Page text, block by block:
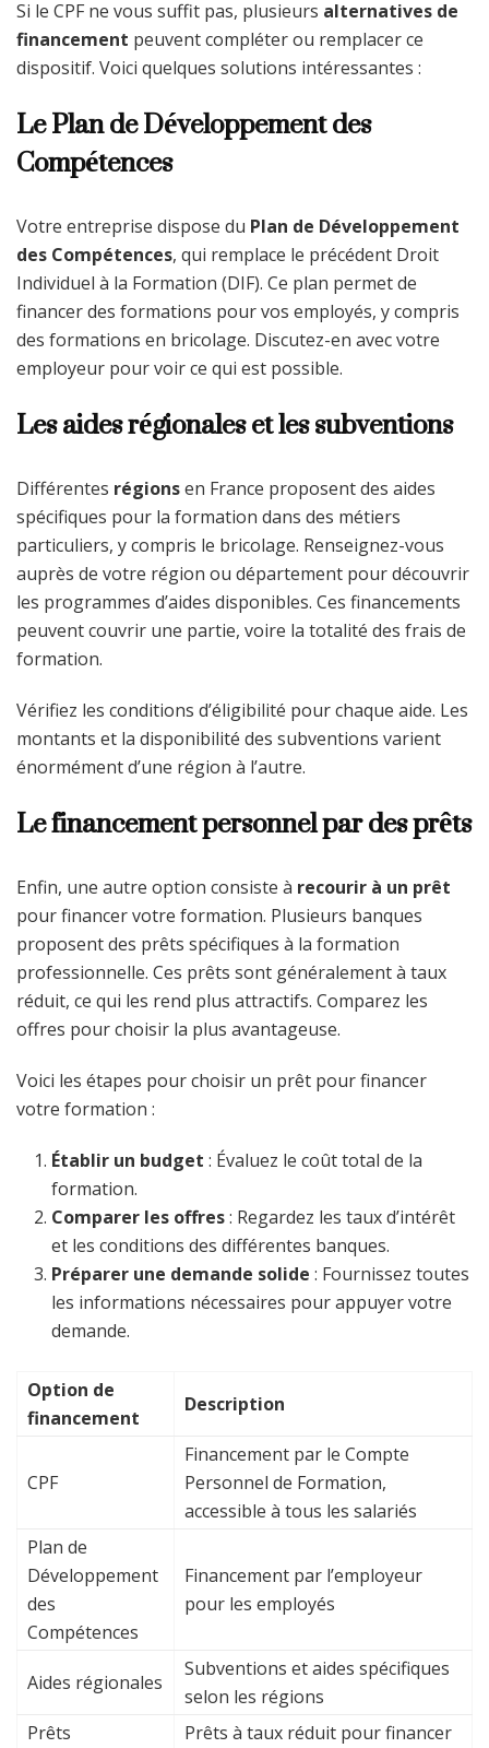
Si le CPF ne vous suffit pas, plusieurs alternatives de
financement peuvent compléter ou remplacer ce
dispositif. Voici quelques solutions intéressantes :
Le Plan de Développement des
Compétences
Votre entreprise dispose du Plan de Développement
des Compétences, qui remplace le précédent Droit
Individuel à la Formation (DIF). Ce plan permet de
financer des formations pour vos employés, y compris
des formations en bricolage. Discutez-en avec votre
employeur pour voir ce qui est possible.
Les aides régionales et les subventions
Différentes régionsen France proposent des aides
spécifiques pour la formation dans des métiers
particuliers, y compris le bricolage. Renseignez-vous
auprès de votre région ou département pour découvrir
les programmes d’aides disponibles. Ces financements
peuvent couvrir une partie, voire la totalité des frais de
formation.
Vérifiez les conditions d’éligibilité pour chaque aide. Les
montants et la disponibilité des subventions varient
énormément d’une région à l’autre.
Le financement personnel par des prêts
Enfin, une autre option consiste à recourir à un prêt
pour financer votre formation. Plusieurs banques
proposent des prêts spécifiques à la formation
professionnelle. Ces prêts sont généralement à taux
réduit, ce qui les rend plus attractifs. Comparez les
offres pour choisir la plus avantageuse.
Voici les étapes pour choisir un prêt pour financer
votre formation :
Établir un budget : Évaluez le coût total de la
formation.
Comparer les offres: Regardez les taux d’intérêt
et les conditions des différentes banques.
Préparer une demande solide : Fournissez toutes
les informations nécessaires pour appuyer votre
demande.
Option de
financement
Description
CPF
Financement par le Compte
Personnel de Formation,
accessible à tous les salariés
Plan de
Développement
des
Compétences
Financement par l’employeur
pour les employés
Aides régionales
Subventions et aides spécifiques
selon les régions
Prêts
Prêts à taux réduit pour financer